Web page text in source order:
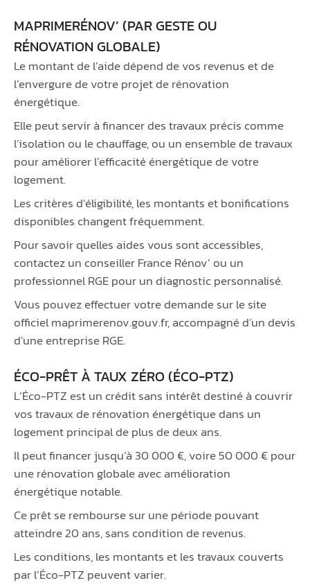
MAPRIMERÉNOV’ (PAR GESTE OU
RÉNOVATION GLOBALE)
Le montant de l’aide dépend de vos revenus et de
l’envergure de votre projet de rénovation
énergétique.
Elle peut servir à financer des travaux précis comme
l’isolation ou le chauffage, ou un ensemble de travaux
pour améliorer l’efficacité énergétique de votre
logement.
Les critères d’éligibilité, les montants et bonifications
disponibles changent fréquemment.
Pour savoir quelles aides vous sont accessibles,
contactez un conseiller France Rénov’ ou un
professionnel RGE pour un diagnostic personnalisé.
Vous pouvez effectuer votre demande sur le site
officiel maprimerenov.gouv.fr, accompagné d’un devis
d’une entreprise RGE.
ÉCO-PRÊT À TAUX ZÉRO (ÉCO-PTZ)
L’Éco-PTZ est un crédit sans intérêt destiné à couvrir
vos travaux de rénovation énergétique dans un
logement principal de plus de deux ans.
Il peut financer jusqu’à 30 000 €, voire 50 000 € pour
une rénovation globale avec amélioration
énergétique notable.
Ce prêt se rembourse sur une période pouvant
atteindre 20 ans, sans condition de revenus.
Les conditions, les montants et les travaux couverts
par l’Éco-PTZ peuvent varier.